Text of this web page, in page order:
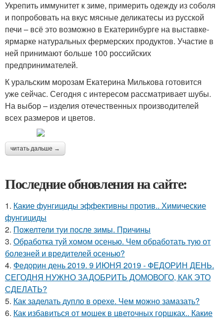
Укрепить иммунитет к зиме, примерить одежду из соболя
и попробовать на вкус мясные деликатесы из русской
печи – всё это возможно в Екатеринбурге на выставке-
ярмарке натуральных фермерских продуктов. Участие в
ней принимают больше 100 российских
предпринимателей.
К уральским морозам Екатерина Милькова готовится
уже сейчас. Сегодня с интересом рассматривает шубы.
На выбор – изделия отечественных производителей
всех размеров и цветов.
читать дальше →
Последние обновления на сайте:
1. Какие фунгициды эффективны против.. Химические
фунгициды
2. Пожелтели туи после зимы. Причины
3. Обработка туй хомом осенью. Чем обработать тую от
болезней и вредителей осенью?
4. Федорин день 2019. 9 ИЮНЯ 2019 - ФЕДОРИН ДЕНЬ.
СЕГОДНЯ НУЖНО ЗАДОБРИТЬ ДОМОВОГО, КАК ЭТО
СДЕЛАТЬ?
5. Как заделать дупло в орехе. Чем можно замазать?
6. Как избавиться от мошек в цветочных горшках.. Какие